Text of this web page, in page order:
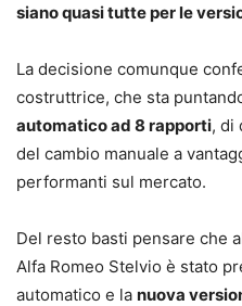
siano quasi tutte per le
La decisione comunque
costruttrice, che sta
automatico ad 8 rapporti, di
del cambio manuale a
performanti sul mercato.
Del resto basti pensare che
Alfa Romeo Stelvio è stato
automatico e la nuova